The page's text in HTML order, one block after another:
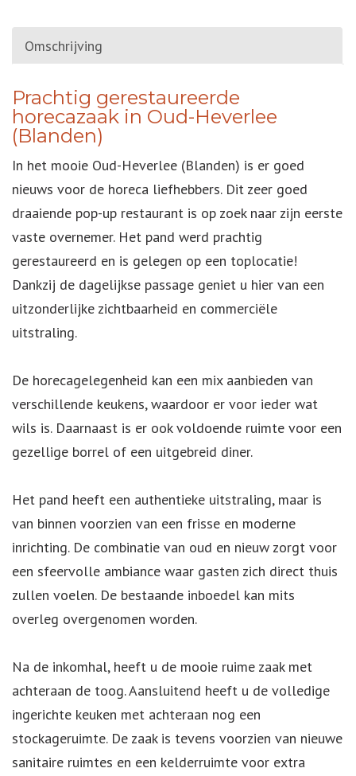
Omschrijving
OMSCHRIJVING
Prachtig gerestaureerde
horecazaak in Oud-Heverlee
(Blanden)
In het mooie Oud-Heverlee (Blanden) is er goed
nieuws voor de horeca liefhebbers. Dit zeer goed
draaiende pop-up restaurant is op zoek naar zijn eerste
vaste overnemer. Het pand werd prachtig
gerestaureerd en is gelegen op een toplocatie!
Dankzij de dagelijkse passage geniet u hier van een
uitzonderlijke zichtbaarheid en commerciële
uitstraling.
De horecagelegenheid kan een mix aanbieden van
verschillende keukens, waardoor er voor ieder wat
wils is. Daarnaast is er ook voldoende ruimte voor een
gezellige borrel of een uitgebreid diner.
Het pand heeft een authentieke uitstraling, maar is
van binnen voorzien van een frisse en moderne
inrichting. De combinatie van oud en nieuw zorgt voor
een sfeervolle ambiance waar gasten zich direct thuis
zullen voelen. De bestaande inboedel kan mits
overleg overgenomen worden.
Na de inkomhal, heeft u de mooie ruime zaak met
achteraan de toog. Aansluitend heeft u de volledige
ingerichte keuken met achteraan nog een
stockageruimte. De zaak is tevens voorzien van nieuwe
sanitaire ruimtes en een kelderruimte voor extra